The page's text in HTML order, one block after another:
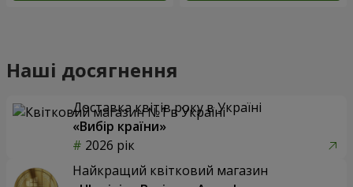
Наші досягнення
Доставка квітів року в Україні
«Вибір країни»
2026 рік
Найкращий квітковий магазин